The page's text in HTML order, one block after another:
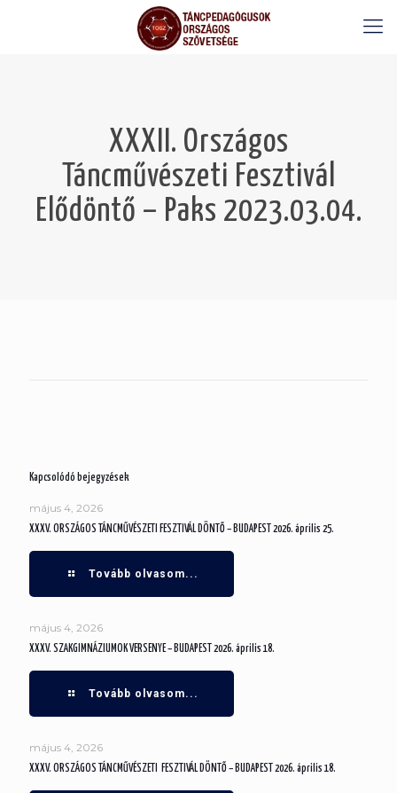
XXXII. Országos
Táncművészeti Fesztivál
Elődöntő – Paks 2023.03.04.
Kapcsolódó bejegyzések
május 4, 2026
XXXV. ORSZÁGOS TÁNCMŰVÉSZETI FESZTIVÁL DÖNTŐ – BUDAPEST 2026. április 25.
Tovább olvasom...
május 4, 2026
XXXV. SZAKGIMNÁZIUMOK VERSENYE – BUDAPEST 2026. április 18.
Tovább olvasom...
május 4, 2026
XXXV. ORSZÁGOS TÁNCMŰVÉSZETI FESZTIVÁL DÖNTŐ – BUDAPEST 2026. április 18.